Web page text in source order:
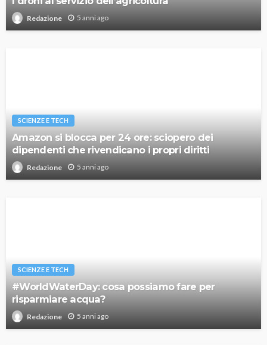
Redazione 5 anni ago
SCIENZE E TECH
Amazon si blocca per 24 ore: sciopero dei
dipendenti che rivendicano i propri diritti
Redazione 5 anni ago
SCIENZE E TECH
#WorldWaterDay: cosa possiamo fare per
risparmiare acqua?
Redazione 5 anni ago